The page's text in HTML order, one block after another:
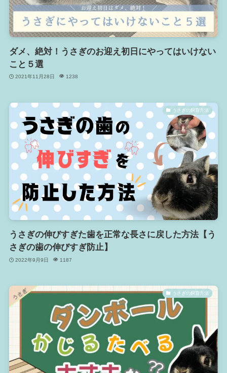
ダメ、絶対！うさぎのお迎え初日にやってはいけない
こと５選
2021年11月28日 1238
うさぎの飼育方法
うさぎの伸びすぎた歯を正常な長さに戻した方法【う
さぎの歯の伸びすぎ防止】
2022年9月9日 1187
うさぎの飼育方法